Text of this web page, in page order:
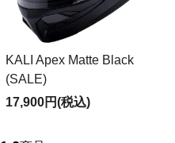
KALI Apex Matte Black
(SALE)
17,900円(税込)